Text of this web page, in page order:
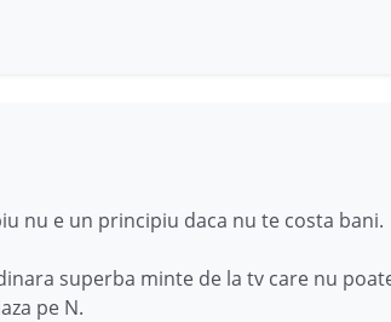
nu e un principiu daca nu te costa bani.
superba minte de la tv care nu
pe N.